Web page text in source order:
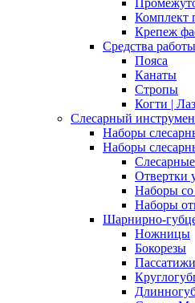
Комплект
Крепеж
Средства
Пояса
Канаты
Стропы
Когти |
Слесарный
Наборы
Наборы
Отвертки
Наборы
Наборы
Шарнирно-
Ножницы
Бокорезы
Пассатижи